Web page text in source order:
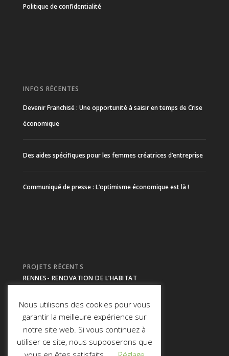
Politique de confidentialité
INFOS RÉCENTES
Devenir Franchisé : Une opportunité à saisir en temps de Crise
économique
Des aides spécifiques pour les femmes créatrices d’entreprise
Communiqué de presse : L’optimisme économique est là !
PROJETS RÉCENTS
RENNES- RENOVATION DE L’HABITAT
Morbihan- CHASSEUR DE TETES
REIMS- CHASSEUR DE TETES
Nous utilisons des cookies pour vous
garantir la meilleure expérience sur
notre site web. Si vous continuez à
utiliser ce site, nous supposerons que